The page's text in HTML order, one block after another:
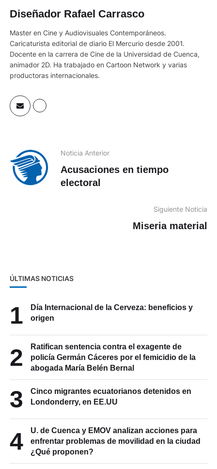
Diseñador Rafael Carrasco
Master en Cine y Audiovisuales Contemporáneos.
Caricaturista editorial de diario El Mercurio desde 2001.
Docente en la carrera de Cine de la Universidad de Cuenca,
animador 2D. Ha trabajado en Cartoon Network y varias
productoras internacionales.
Noticia Anterior
Acusaciones en tiempo
electoral
Siguiente Noticia
Miseria material
ÚLTIMAS NOTICIAS
1
Día Internacional de la Cerveza: beneficios y
origen
2
Ratifican sentencia contra el exagente de
policía Germán Cáceres por el femicidio de la
abogada María Belén Bernal
3
Cinco migrantes ecuatorianos detenidos en
Londonderry, en EE.UU
4
U. de Cuenca y EMOV analizan acciones para
enfrentar problemas de movilidad en la ciudad
¿Qué proponen?